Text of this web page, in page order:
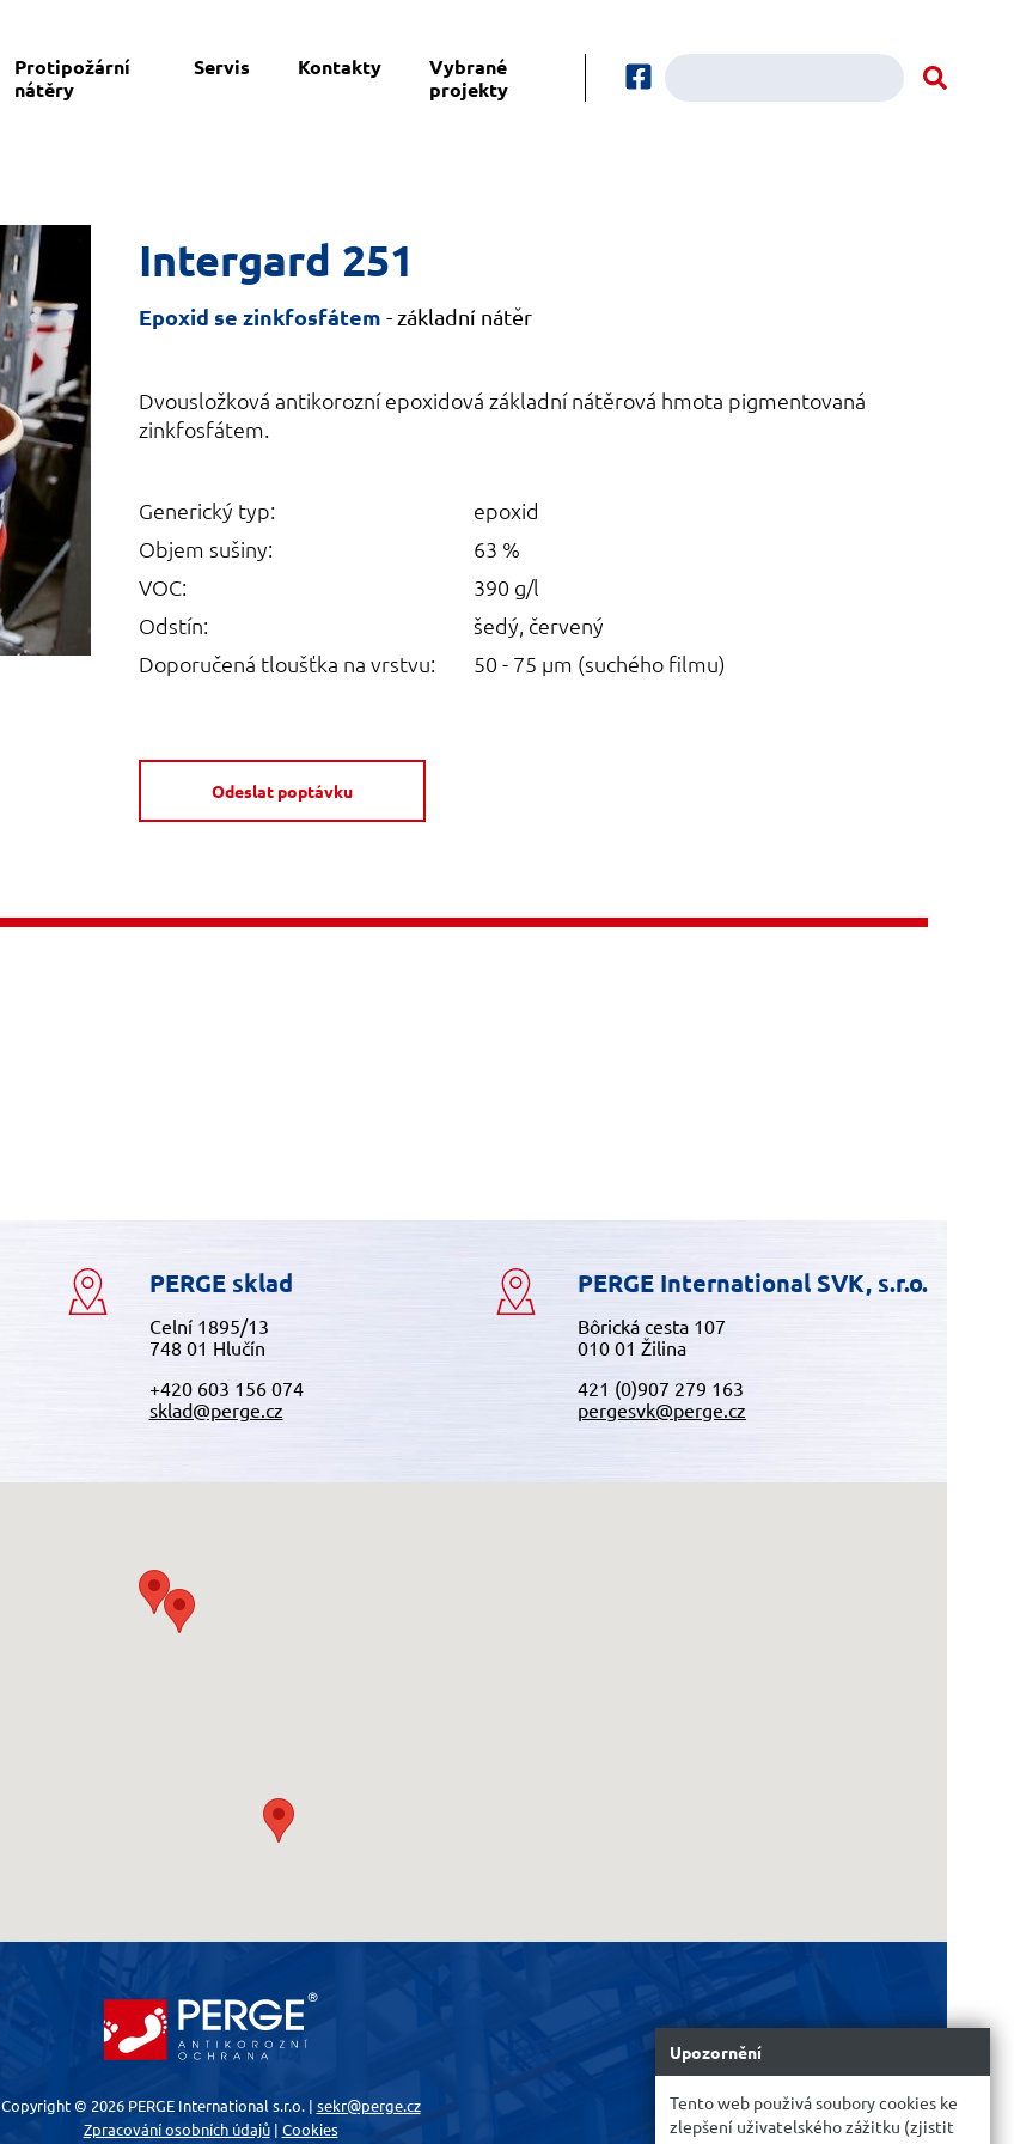
Protipožární
nátěry
Servis Kontakty
Vybrané
projekty
Intergard 251
Epoxid se zinkfosfátem - základní nátěr
Dvousložková antikorozní epoxidová základní nátěrová hmota pigmentovaná
zinkfosfátem.
Generický typ:
epoxid
Objem sušiny:
63 %
VOC:
390 g/l
Odstín:
šedý, červený
Doporučená tloušťka na vrstvu:
50 - 75 µm (suchého filmu)
Odeslat poptávku
PERGE sklad
Celní 1895/13
748 01 Hlučín
+420 603 156 074
sklad@perge.cz
PERGE International SVK, s.r.o.
Bôrická cesta 107
010 01 Žilina
421 (0)907 279 163
pergesvk@perge.cz
Copyright © 2026 PERGE International s.r.o. | sekr@perge.cz
Zpracování osobních údajů| Cookies
Upozornění
Tento web použivá soubory cookies ke
zlepšení uživatelského zážitku (zjistit